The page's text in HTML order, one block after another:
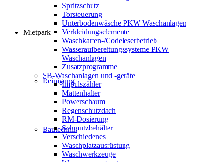
Mietpark
Reinigung
Bautechnik
Spritzschutz
Torsteuerung
Unterbodenwäsche PKW Waschanlagen
Verkleidungselemente
Waschkarten-/Codeleserbetrieb
Wasseraufbereitungssysteme PKW
Waschanlagen
Zusatzprogramme
SB-Waschanlagen und -geräte
Impulszähler
Mattenhalter
Powerschaum
Regenschutzdach
RM-Dosierung
Schmutzbehälter
Verschiedenes
Waschplatzausrüstung
Waschwerkzeuge